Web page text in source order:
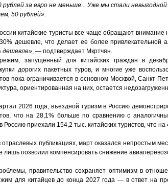
рублей за евро не меньше... Уже мы стали
50 рублей».
китайские туристы все чаще обращают внимание
дешевле, что делает ее более привлекательной
дешевле», — подтверждает Мкртчян.
запущенный для китайских граждан в
дорогих пакетных туров, и многие уже
пока ограничивается в основном Москвой, Санкт-
ориентированная на них, остается
2026 года, въездной туризм в Россию
что на 28,1% больше по сравнению с
Россию приехали 154,2 тыс. китайских туристов, что
отраслевых публикациях, март оказался непростым
позволил компенсировать снижение
правительство сохраняет оптимизм в
для китайцев до конца 2027 года — в ответ на